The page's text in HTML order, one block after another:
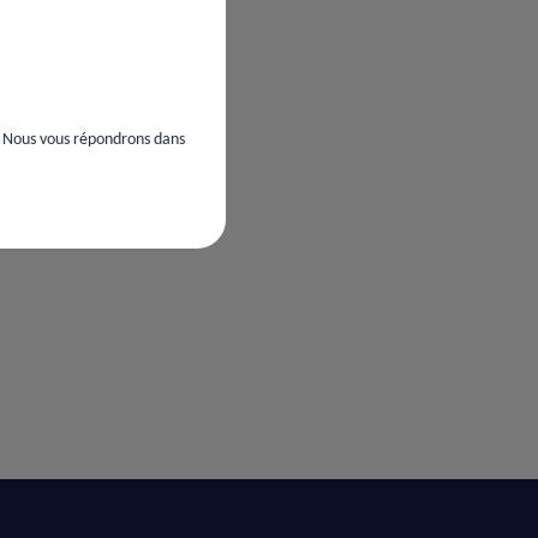
vous répondrons dans